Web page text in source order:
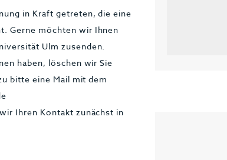
in Kraft getreten, die eine
Gerne möchten wir Ihnen
Ulm zusenden.
haben, löschen wir Sie
bitte eine Mail mit dem
Ihren Kontakt zunächst in